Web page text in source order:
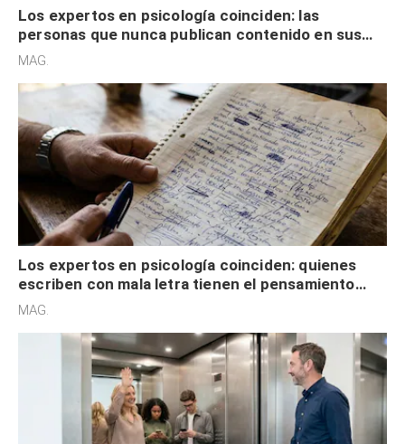
Los expertos en psicología coinciden: las
personas que nunca publican contenido en sus
redes sociales no pretenden buscar validación
MAG.
Los expertos en psicología coinciden: quienes
escriben con mala letra tienen el pensamiento
acelerado y no lo hacen por desinterés
MAG.